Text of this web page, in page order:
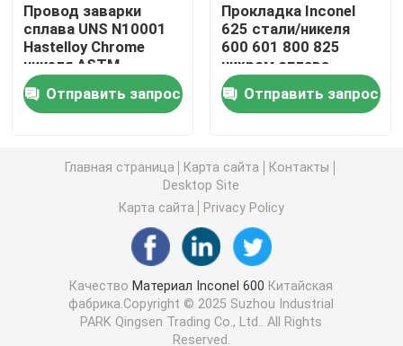
Incoloy 800HT
Hastelloy c 22
Хастеллой С 276
Hastelloy B3
Провод заварки
сплава UNS N10001
Hastelloy Chrome
никеля ASTM
Hastelloy b Ferro
Отправить запрос
Прокладка Inconel
625 стали/никеля
600 601 800 825
нихром сплава
никеля Nimonic 80A
Hastelloy c C-276
Hastelloy B/B2
Отправить запрос
Главная страница Карта сайта
Контакты
Desktop Site
Карта сайта
Privacy Policy
Качество Материал Inconel 600 Китайская
фабрика.Copyright © 2025 Suzhou Industrial
PARK Qingsen Trading Co., Ltd.. All Rights
Reserved.